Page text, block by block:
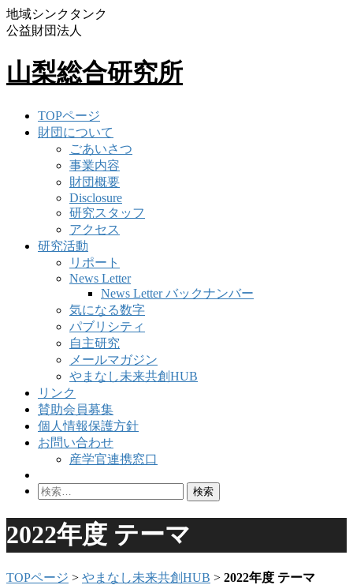
地域シンクタンク
公益財団法人
山梨総合研究所
TOPページ
財団について
ごあいさつ
事業内容
財団概要
Disclosure
研究スタッフ
アクセス
研究活動
リポート
News Letter
News Letter バックナンバー
気になる数字
パブリシティ
自主研究
メールマガジン
やまなし未来共創HUB
リンク
賛助会員募集
個人情報保護方針
お問い合わせ
産学官連携窓口
検
2022年度 テーマ
TOPページ > やまなし未来共創HUB > 2022年度 テーマ